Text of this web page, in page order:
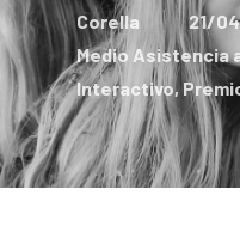
Corella
21/
Medio Asistencia
Interactivo,